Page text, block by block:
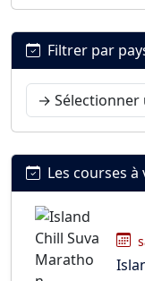
Filtrer par
Les courses à